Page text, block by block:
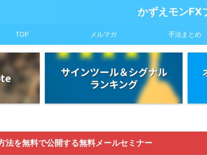
かずえモンFX
TOP メルマガ 手法まとめ
サインツール＆シグナル
ランキング
法を無料で公開する無料メールセミナー